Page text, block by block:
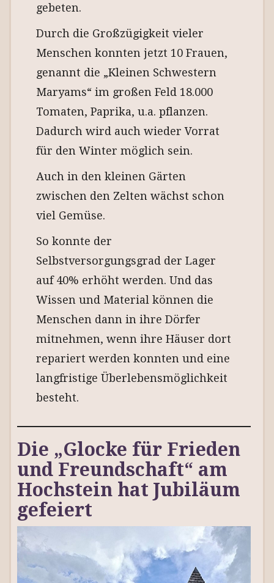
gebeten.
Durch die Großzügigkeit vieler
Menschen konnten jetzt 10 Frauen,
genannt die „Kleinen Schwestern
Maryams“ im großen Feld 18.000
Tomaten, Paprika, u.a. pflanzen.
Dadurch wird auch wieder Vorrat
für den Winter möglich sein.
Auch in den kleinen Gärten
zwischen den Zelten wächst schon
viel Gemüse.
So konnte der
Selbstversorgungsgrad der Lager
auf 40% erhöht werden. Und das
Wissen und Material können die
Menschen dann in ihre Dörfer
mitnehmen, wenn ihre Häuser dort
repariert werden konnten und eine
langfristige Überlebensmöglichkeit
besteht.
Die „Glocke für Frieden
und Freundschaft“ am
Hochstein hat Jubiläum
gefeiert